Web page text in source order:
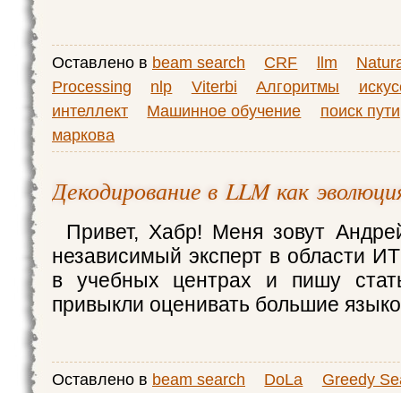
Оставлено в beam search CRF llm
Processing
nlp Viterbi Алгоритмы
интеллект
Машинное обучение
поиск пути
маркова
Декодирование в LLM как
Привет, Хабр! Меня зовут
независимый эксперт в области
в учебных центрах и пишу
привыкли оценивать большие
Оставлено в beam search DoLa
Greedy